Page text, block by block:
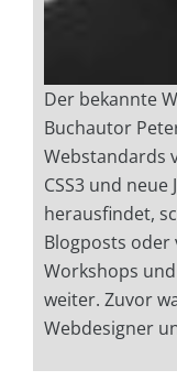
Der bekannte
Buchautor
Webstandards
CSS3 und neue
herausfindet,
Blogposts oder
Workshops
weiter. Zuvor
Webdesigner